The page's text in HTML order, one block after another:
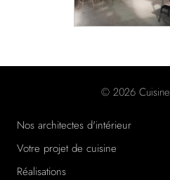
© 2026
Nos architectes d'intérieur
Votre projet de cuisine
Réalisations